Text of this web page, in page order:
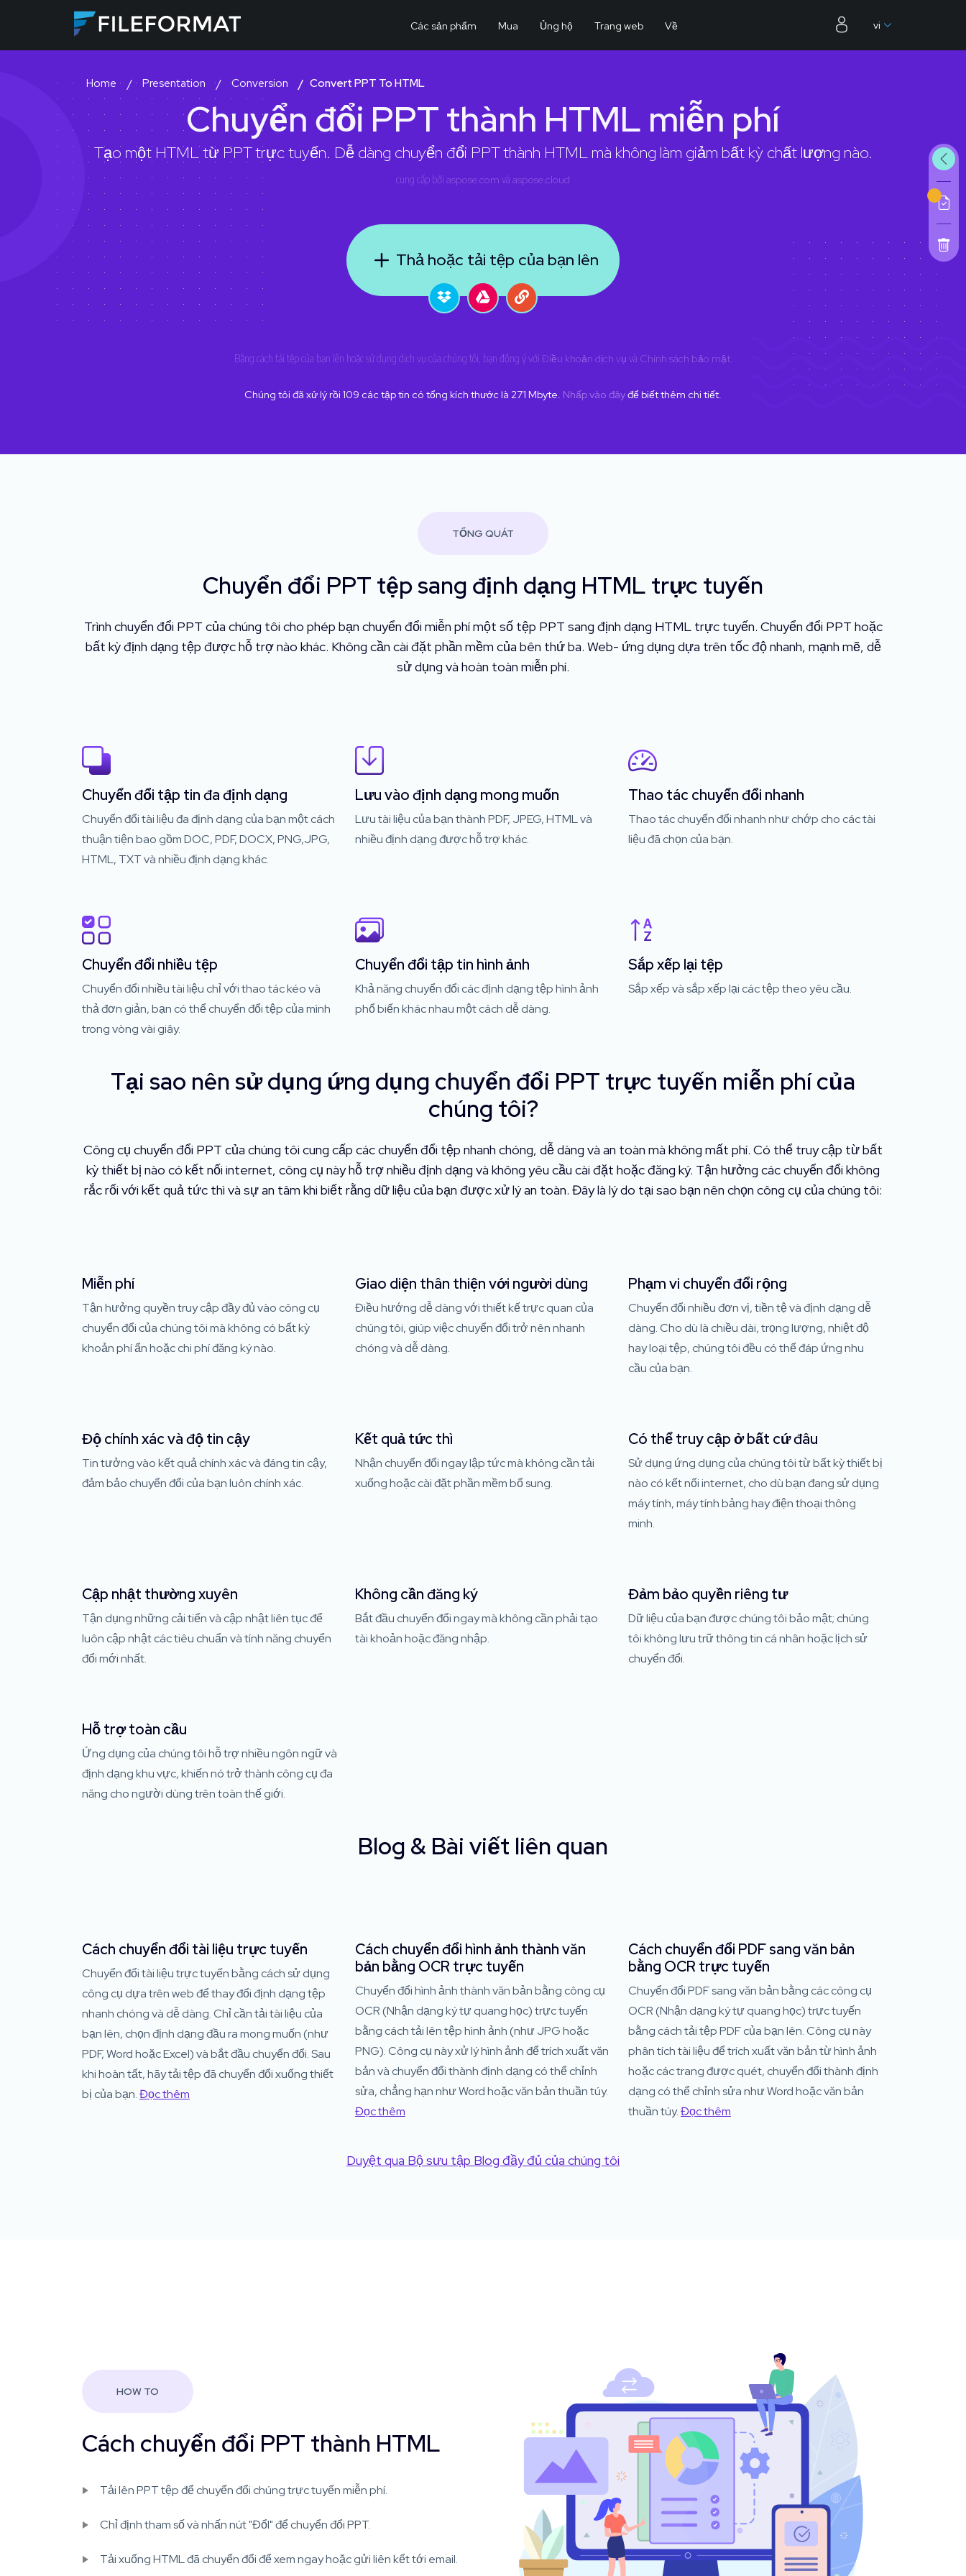
Các sản phẩm Mua Ủng hộ Trang web Về vi
Home Presentation Conversion Convert PPT To HTML
Chuyển đổi PPT thành HTML miễn phí
Tạo một HTML từ PPT trực tuyến. Dễ dàng chuyển đổi PPT thành HTML mà không làm giảm bất kỳ chất lượng nào.
cung cấp bởi aspose.com và aspose.cloud
Thả hoặc tải tệp của bạn lên
Bằng cách tải tệp của bạn lên hoặc sử dụng dịch vụ của chúng tôi, bạn đồng ý với Điều khoản dịch vụ và Chính sách bảo mật.
Chúng tôi đã xử lý rồi 109 các tập tin có tổng kích thước là 271 Mbyte. Nhấp vào đâyđể biết thêm chi tiết.
TỔNG QUÁT
Chuyển đổi PPT tệp sang định dạng HTML trực tuyến
Trình chuyển đổi PPT của chúng tôi cho phép bạn chuyển đổi miễn phí một số tệp PPT sang định dạng HTML trực tuyến. Chuyển đổi PPT hoặc
bất kỳ định dạng tệp được hỗ trợ nào khác. Không cần cài đặt phần mềm của bên thứ ba. Web- ứng dụng dựa trên tốc độ nhanh, mạnh mẽ, dễ
sử dụng và hoàn toàn miễn phí.
Chuyển đổi tập tin đa định dạng
Chuyển đổi tài liệu đa định dạng của bạn một cách
thuận tiện bao gồm DOC, PDF, DOCX, PNG,JPG,
HTML, TXT và nhiều định dạng khác.
Lưu vào định dạng mong muốn
Lưu tài liệu của bạn thành PDF, JPEG, HTML và
nhiều định dạng được hỗ trợ khác.
Thao tác chuyển đổi nhanh
Thao tác chuyển đổi nhanh như chớp cho các tài
liệu đã chọn của bạn.
Chuyển đổi nhiều tệp
Chuyển đổi nhiều tài liệu chỉ với thao tác kéo và
thả đơn giản, bạn có thể chuyển đổi tệp của mình
trong vòng vài giây.
Chuyển đổi tập tin hình ảnh
Khả năng chuyển đổi các định dạng tệp hình ảnh
phổ biến khác nhau một cách dễ dàng.
Sắp xếp lại tệp
Sắp xếp và sắp xếp lại các tệp theo yêu cầu.
Tại sao nên sử dụng ứng dụng chuyển đổi PPT trực tuyến miễn phí của
chúng tôi?
Công cụ chuyển đổi PPT của chúng tôi cung cấp các chuyển đổi tệp nhanh chóng, dễ dàng và an toàn mà không mất phí. Có thể truy cập từ bất
kỳ thiết bị nào có kết nối internet, công cụ này hỗ trợ nhiều định dạng và không yêu cầu cài đặt hoặc đăng ký. Tận hưởng các chuyển đổi không
rắc rối với kết quả tức thì và sự an tâm khi biết rằng dữ liệu của bạn được xử lý an toàn. Đây là lý do tại sao bạn nên chọn công cụ của chúng tôi:
Miễn phí
Tận hưởng quyền truy cập đầy đủ vào công cụ
chuyển đổi của chúng tôi mà không có bất kỳ
khoản phí ẩn hoặc chi phí đăng ký nào.
Giao diện thân thiện với người dùng
Điều hướng dễ dàng với thiết kế trực quan của
chúng tôi, giúp việc chuyển đổi trở nên nhanh
chóng và dễ dàng.
Phạm vi chuyển đổi rộng
Chuyển đổi nhiều đơn vị, tiền tệ và định dạng dễ
dàng. Cho dù là chiều dài, trọng lượng, nhiệt độ
hay loại tệp, chúng tôi đều có thể đáp ứng nhu
cầu của bạn.
Độ chính xác và độ tin cậy
Tin tưởng vào kết quả chính xác và đáng tin cậy,
đảm bảo chuyển đổi của bạn luôn chính xác.
Kết quả tức thì
Nhận chuyển đổi ngay lập tức mà không cần tải
xuống hoặc cài đặt phần mềm bổ sung.
Có thể truy cập ở bất cứ đâu
Sử dụng ứng dụng của chúng tôi từ bất kỳ thiết bị
nào có kết nối internet, cho dù bạn đang sử dụng
máy tính, máy tính bảng hay điện thoại thông
minh.
Cập nhật thường xuyên
Tận dụng những cải tiến và cập nhật liên tục để
luôn cập nhật các tiêu chuẩn và tính năng chuyển
đổi mới nhất.
Không cần đăng ký
Bắt đầu chuyển đổi ngay mà không cần phải tạo
tài khoản hoặc đăng nhập.
Đảm bảo quyền riêng tư
Dữ liệu của bạn được chúng tôi bảo mật; chúng
tôi không lưu trữ thông tin cá nhân hoặc lịch sử
chuyển đổi.
Hỗ trợ toàn cầu
Ứng dụng của chúng tôi hỗ trợ nhiều ngôn ngữ và
định dạng khu vực, khiến nó trở thành công cụ đa
năng cho người dùng trên toàn thế giới.
Blog & Bài viết liên quan
Cách chuyển đổi tài liệu trực tuyến
Chuyển đổi tài liệu trực tuyến bằng cách sử dụng
công cụ dựa trên web để thay đổi định dạng tệp
nhanh chóng và dễ dàng. Chỉ cần tải tài liệu của
bạn lên, chọn định dạng đầu ra mong muốn (như
PDF, Word hoặc Excel) và bắt đầu chuyển đổi. Sau
khi hoàn tất, hãy tải tệp đã chuyển đổi xuống thiết
bị của bạn.Đọc thêm
Cách chuyển đổi hình ảnh thành văn
bản bằng OCR trực tuyến
Chuyển đổi hình ảnh thành văn bản bằng công cụ
OCR (Nhận dạng ký tự quang học) trực tuyến
bằng cách tải lên tệp hình ảnh (như JPG hoặc
PNG). Công cụ này xử lý hình ảnh để trích xuất văn
bản và chuyển đổi thành định dạng có thể chỉnh
sửa, chẳng hạn như Word hoặc văn bản thuần túy.
Đọc thêm
Cách chuyển đổi PDF sang văn bản
bằng OCR trực tuyến
Chuyển đổi PDF sang văn bản bằng các công cụ
OCR (Nhận dạng ký tự quang học) trực tuyến
bằng cách tải tệp PDF của bạn lên. Công cụ này
phân tích tài liệu để trích xuất văn bản từ hình ảnh
hoặc các trang được quét, chuyển đổi thành định
dạng có thể chỉnh sửa như Word hoặc văn bản
thuần túy.Đọc thêm
Duyệt qua Bộ sưu tập Blog đầy đủ của chúng tôi
HOW TO
Cách chuyển đổi PPT thành HTML
Tải lên PPT tệp để chuyển đổi chúng trực tuyến miễn phí.
Chỉ định tham số và nhấn nút "ĐổI" để chuyển đổi PPT.
Tải xuống HTML đã chuyển đổi để xem ngay hoặc gửi liên kết tới email.